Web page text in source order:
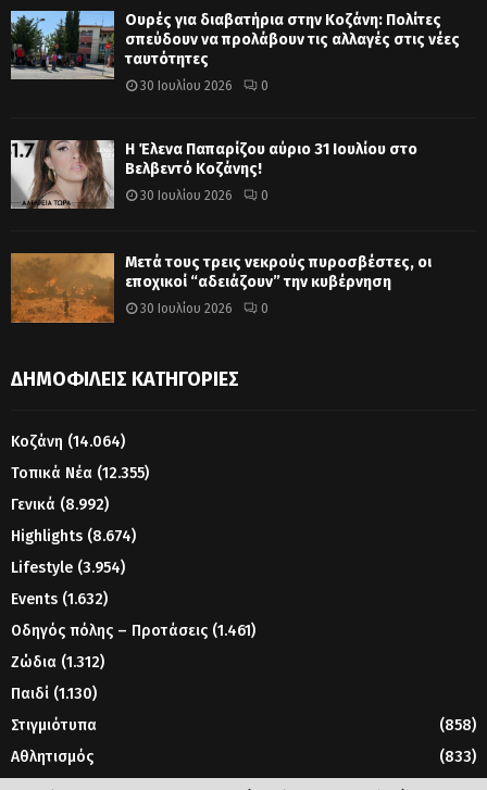
Ουρές για διαβατήρια στην Κοζάνη: Πολίτες
σπεύδουν να προλάβουν τις αλλαγές στις νέες
ταυτότητες
30 Ιουλίου 2026 0
Η Έλενα Παπαρίζου αύριο 31 Ιουλίου στο
Βελβεντό Κοζάνης!
30 Ιουλίου 2026 0
Μετά τους τρεις νεκρούς πυροσβέστες, οι
εποχικοί “αδειάζουν” την κυβέρνηση
30 Ιουλίου 2026 0
ΔΗΜΟΦΙΛΕΊΣ ΚΑΤΗΓΟΡΊΕΣ
Κοζάνη (14.064)
Τοπικά Νέα (12.355)
Γενικά (8.992)
Highlights (8.674)
Lifestyle (3.954)
Events (1.632)
Οδηγός πόλης – Προτάσεις (1.461)
Ζώδια (1.312)
Παιδί (1.130)
Στιγμιότυπα
(858)
Αθλητισμός
(833)